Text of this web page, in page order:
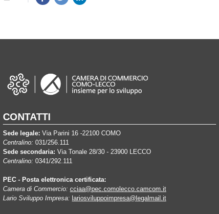
CONTATTI
Sede legale: Via Parini 16 -22100 COMO
Centralino: 031/256.111
Sede secondaria: Via Tonale 28/30 - 23900 LECCO
Centralino: 0341/292.111
PEC - Posta elettronica certificata:
Camera di Commercio: cciaa@pec.comolecco.camcom.it
Lario Sviluppo Impresa: lariosviluppoimpresa@legalmail.it